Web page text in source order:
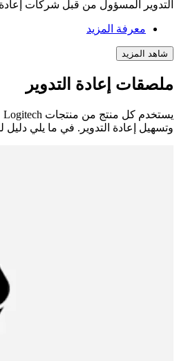
التدوير المسؤول من قبل شركات إعادة
معرفة المزيد
شاهد المزيد
ملصقات إعادة التدوير
وتسهيل إعادة التدوير. في ما يلي دليل